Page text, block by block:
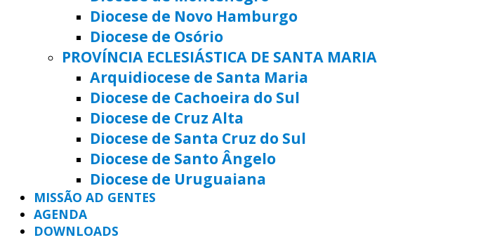
Diocese de Novo Hamburgo
Diocese de Osório
PROVÍNCIA ECLESIÁSTICA DE SANTA MARIA
Arquidiocese de Santa Maria
Diocese de Cachoeira do Sul
Diocese de Cruz Alta
Diocese de Santa Cruz do Sul
Diocese de Santo Ângelo
Diocese de Uruguaiana
MISSÃO AD GENTES
AGENDA
DOWNLOADS